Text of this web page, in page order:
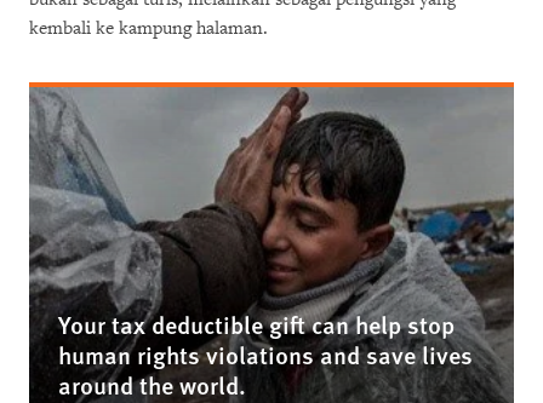
kembali ke kampung halaman.
Your tax deductible gift can help stop
human rights violations and save lives
around the world.